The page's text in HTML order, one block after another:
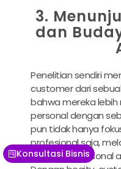
3.
dan
Penelitian sendiri
customer dari
bahwa mereka lebih
personal dengan
pun tidak hanya
profesional saja,
hubungan personal
Konsultasi Bisnis